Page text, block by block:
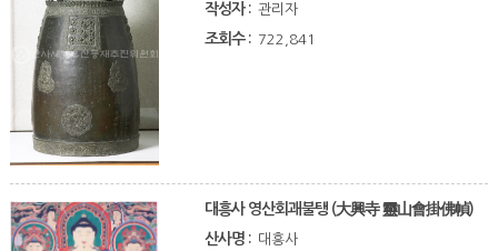
작성자 : 관리자
조회수 : 722,841
대흥사 영산회괘불탱 (大興寺 靈山會掛佛幀)
산사명 : 대흥사